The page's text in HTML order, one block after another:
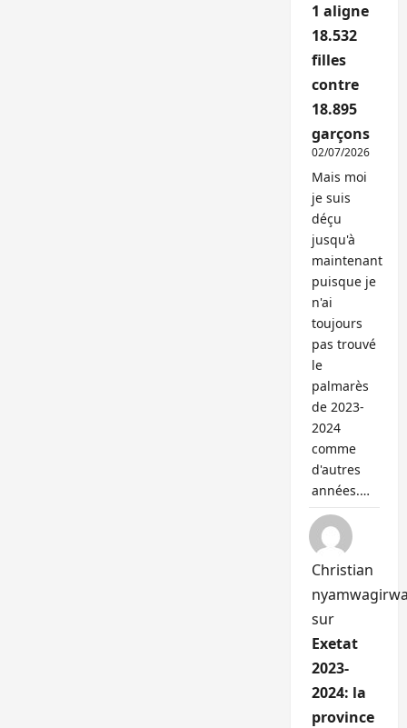
1 aligne
18.532
filles
contre
18.895
garçons
02/07/2026
Mais moi
je suis
déçu
jusqu'à
maintenant
puisque je
n'ai
toujours
pas trouvé
le
palmarès
de 2023-
2024
comme
d'autres
années.…
Christian
sur
Exetat
2023-
2024: la
province